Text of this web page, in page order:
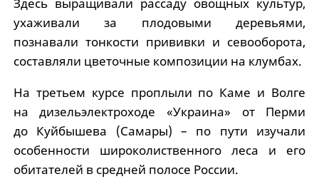
ухаживали за плодовыми деревьями,
познавали тонкости прививки и севооборота,
составляли цветочные композиции на клумбах.
На третьем курсе проплыли по Каме и Волге
на дизельэлектроходе «Украина» от Перми
до Куйбышева (Самары) – по пути изучали
особенности широколиственного леса и его
обитателей в средней полосе России.